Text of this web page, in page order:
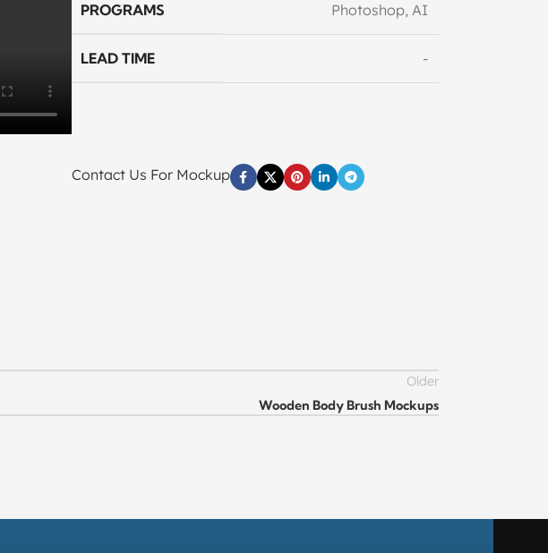
PROGRAMS Photoshop, AI
LEAD TIME -
Contact Us For Mockup
Older
Wooden Body Brush Mockups